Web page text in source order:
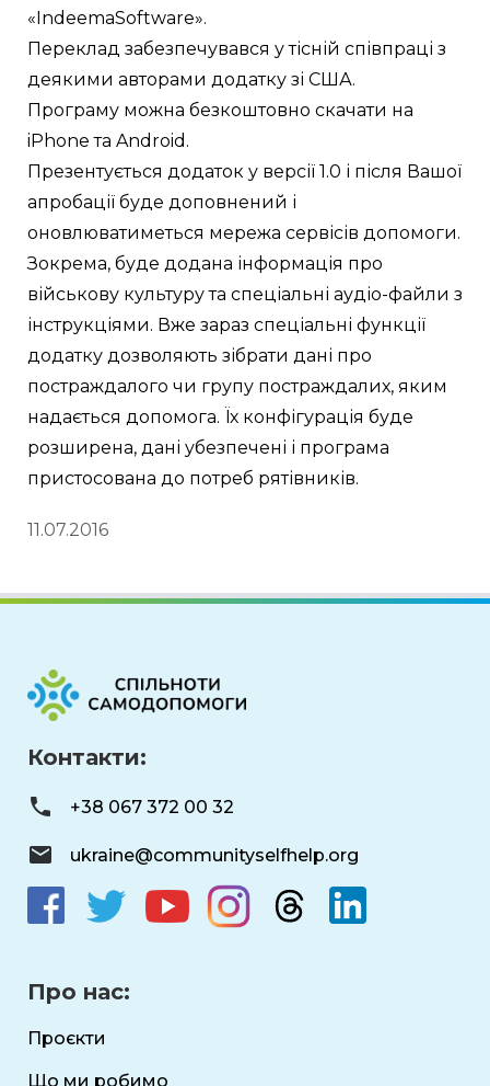
«IndeemaSoftware».
Переклад забезпечувався у тісній співпраці з
деякими авторами додатку зі США.
Програму можна безкоштовно скачати на
iPhone та Android.
Презентується додаток у версії 1.0 і після Вашої
апробації буде доповнений і
оновлюватиметься мережа сервісів допомоги.
Зокрема, буде додана інформація про
військову культуру та спеціальні аудіо-файли з
інструкціями. Вже зараз спеціальні функції
додатку дозволяють зібрати дані про
постраждалого чи групу постраждалих, яким
надається допомога. Їх конфігурація буде
розширена, дані убезпечені і програма
пристосована до потреб рятівників.
11.07.2016
Контакти:
+38 067 372 00 32
ukraine@communityselfhelp.org
Про нас:
Проєкти
Що ми робимо